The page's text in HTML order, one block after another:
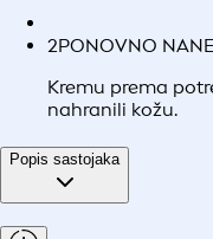
2PONOVNO
Kremu prema
nahranili kožu.
Popis sastojaka